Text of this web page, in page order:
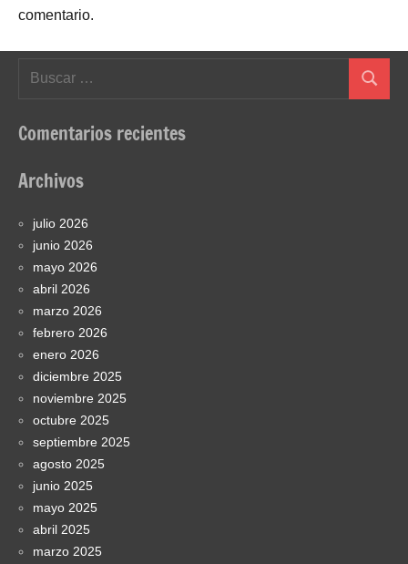
comentario.
Buscar
Comentarios recientes
Archivos
julio 2026
junio 2026
mayo 2026
abril 2026
marzo 2026
febrero 2026
enero 2026
diciembre 2025
noviembre 2025
octubre 2025
septiembre 2025
agosto 2025
junio 2025
mayo 2025
abril 2025
marzo 2025